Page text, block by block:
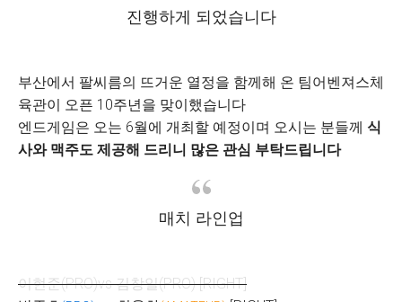
진행하게 되었습니다
부산에서 팔씨름의 뜨거운 열정을 함께해 온 팀어벤져스체
육관이 오픈 10주년을 맞이했습니다
엔드게임은 오는 6월에 개최할 예정이며 오시는 분들께 식
사와 맥주도 제공해 드리니 많은 관심 부탁드립니다
매치 라인업
이현준(PRO)vs 김창일(PRO) [RIGHT]